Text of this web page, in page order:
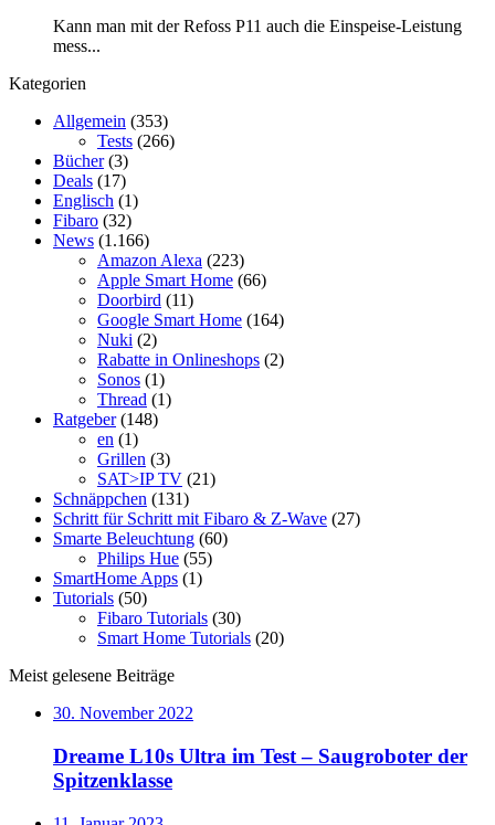
Kann man mit der Refoss P11 auch die Einspeise-Leistung
mess...
Kategorien
Allgemein (353)
Tests (266)
Bücher(3)
Deals (17)
Englisch (1)
Fibaro (32)
News (1.166)
Amazon Alexa (223)
Apple Smart Home (66)
Doorbird (11)
Google Smart Home (164)
Nuki (2)
Rabatte in Onlineshops (2)
Sonos (1)
Thread (1)
Ratgeber(148)
en (1)
Grillen (3)
SAT>IP TV (21)
Schnäppchen (131)
Schritt für Schritt mit Fibaro & Z-Wave (27)
Smarte Beleuchtung (60)
Philips Hue (55)
SmartHome Apps (1)
Tutorials (50)
Fibaro Tutorials (30)
Smart Home Tutorials (20)
Meist gelesene Beiträge
30. November 2022
Dreame L10s Ultra im Test – Saugroboter der
Spitzenklasse